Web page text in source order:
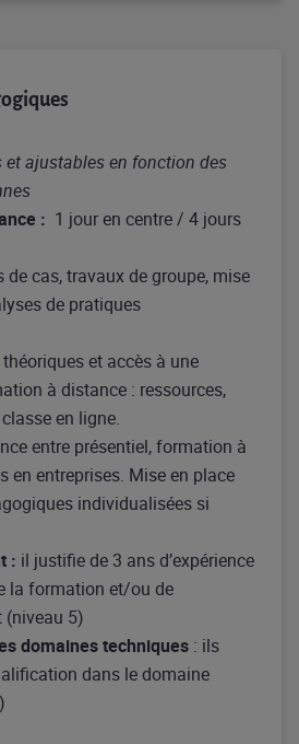
et ajustables en fonction des
: 1 jour en centre / 4 jours
de cas, travaux de groupe, mise
de pratiques
et accès à une
à distance : ressources,
en ligne.
entre présentiel, formation à
en entreprises. Mise en place
individualisées si
: il justifie de 3 ans d’expérience
la formation et/ou de
(niveau 5)
domaines techniques : ils
dans le domaine